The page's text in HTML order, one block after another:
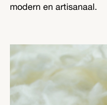
modern en artisanaal.